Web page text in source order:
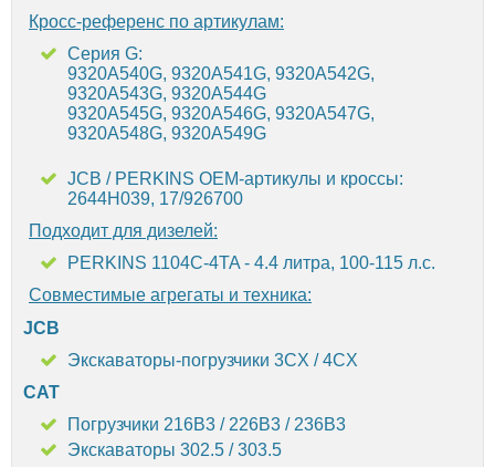
Кросс-референс по артикулам:
Серия G:
9320A540G, 9320A541G, 9320A542G,
9320A543G, 9320A544G
9320A545G, 9320A546G, 9320A547G,
9320A548G, 9320A549G
JCB / PERKINS OEM-артикулы и кроссы:
2644H039, 17/926700
Подходит для дизелей:
PERKINS 1104C-4TA - 4.4 литра, 100-115 л.с.
Совместимые агрегаты и техника:
JCB
Экскаваторы-погрузчики 3CX / 4CX
CAT
Погрузчики 216B3 / 226B3 / 236B3
Экскаваторы 302.5 / 303.5